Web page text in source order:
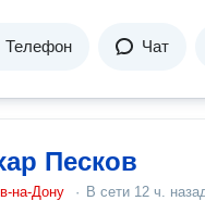
Телефон Чат
Песков
на-Дону · В сети 12 ч.